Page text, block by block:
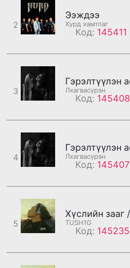
2
Ээждээ
Хурд хамтлаг
Код: 145411
3 Лхагвасүрэн
Код: 145408
4 Лхагвасүрэн
Код: 145407
5 TUSH1G
Код: 145235